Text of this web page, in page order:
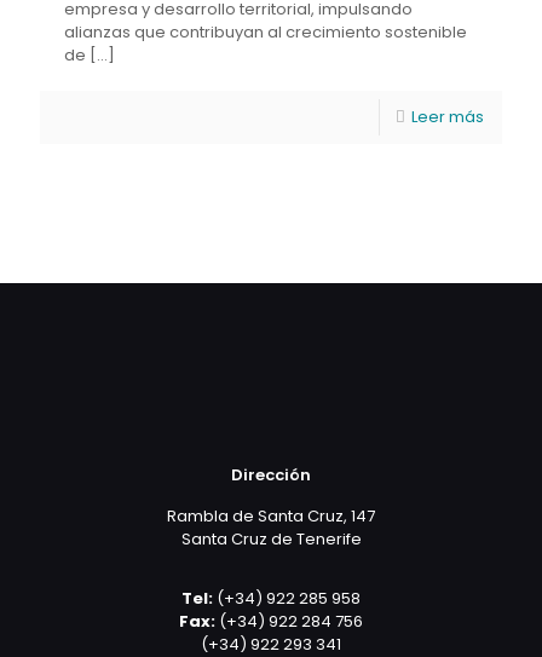
empresa y desarrollo territorial, impulsando
alianzas que contribuyan al crecimiento sostenible
de […]
Leer más
Dirección
Rambla de Santa Cruz, 147
Santa Cruz de Tenerife
Tel: (+34) 922 285 958
Fax: (+34) 922 284 756
(+34) 922 293 341